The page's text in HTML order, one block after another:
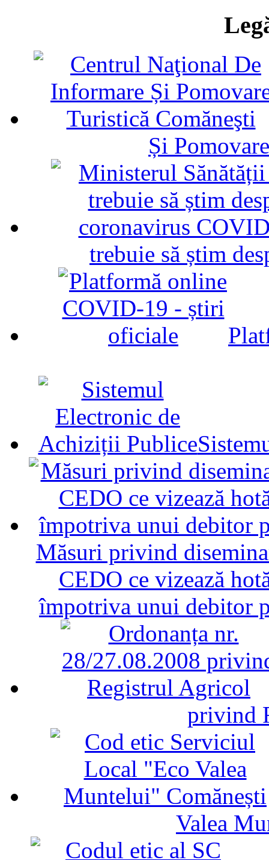
Și
trebuie să știm
Măsuri privind
CEDO ce vizează
împotriva unui debitor
privind
Valea